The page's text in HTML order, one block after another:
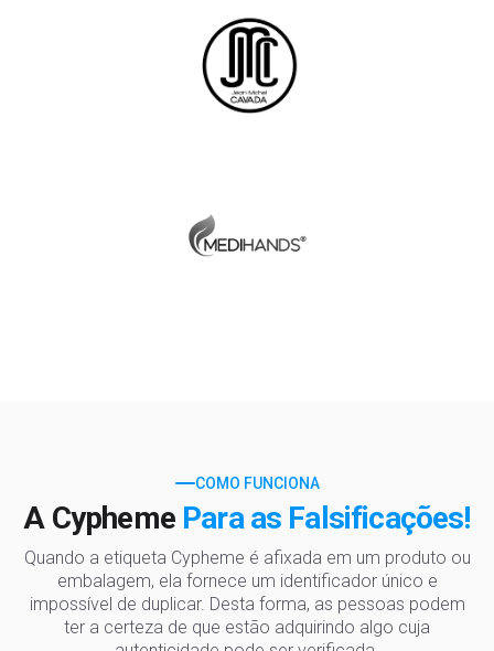
COMO FUNCIONA
A Cypheme Para as Falsificações!
Quando a etiqueta Cypheme é afixada em um produto ou
embalagem, ela fornece um identificador único e
impossível de duplicar. Desta forma, as pessoas podem
ter a certeza de que estão adquirindo algo cuja